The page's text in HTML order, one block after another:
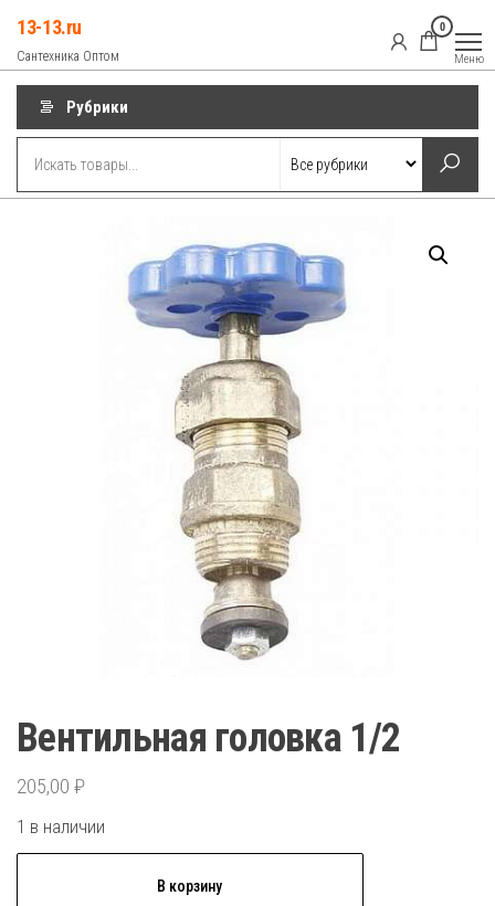
содержимому
13-13.ru
Сантехника Оптом
0
Меню
Рубрики
Вентильная головка 1/2
205,00 ₽
1 в наличии
В корзину